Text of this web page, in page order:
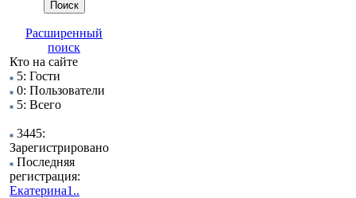
Расширенный
поиск
Кто на сайте
5: Гости
0: Пользователи
5: Всего
3445:
Зарегистрировано
Последняя
регистрация:
Екатерина1..